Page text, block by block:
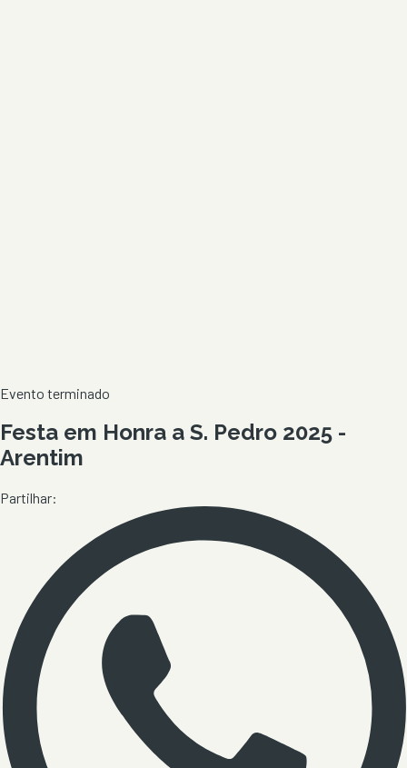
Evento terminado
Festa em Honra a S. Pedro 2025 -
Arentim
Partilhar: